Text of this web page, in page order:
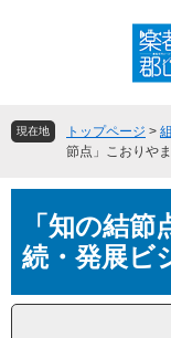
頭
飛現在地 トップページ >
節点」こおりや
「知の結
続・発展ビ